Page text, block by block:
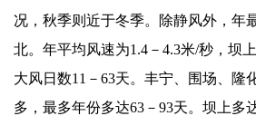
况，秋季则近于冬季。除静风外，年
北。年平均风速为1.4－4.3米/秒，坝
大风日数11－63天。丰宁、围场、隆
多，最多年份多达63－93天。坝上多